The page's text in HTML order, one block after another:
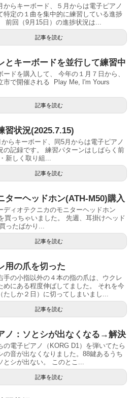
からキーボード、５月からは電子ピアノ
特定の１曲を集中的に練習している進捗
前回（9月15日）の進捗状況は...
記事を読む
とキーボードを並行して練習中
ードを購入して、 今年の１月７日から、
市で開催される Play Me, I'm Yours
記事を読む
習状況(2025.7.15)
らキーボード、同5月からは電子ピアノ
の記録です。 練習パターンはしばらく前
新しく取り組...
記事を読む
ターヘッドホン(ATH-M50)購入
ディオテクニカのモニターヘッドホン
買っちゃいました。 先週、耳掛けヘッド
ったばかり...
記事を読む
用の爪を切った
手の小指以外の４本の指の爪は、ウクレ
めにある程度伸ばしてました。 それを今
たしか２日）に切ってしまいまし...
記事を読む
ノ：ソとシが出なくなる→解決
の電子ピアノ（KORG D1）を弾いてたら
の音が出なくなりました。88鍵あるうち
とシが出ない。 このとこ...
記事を読む